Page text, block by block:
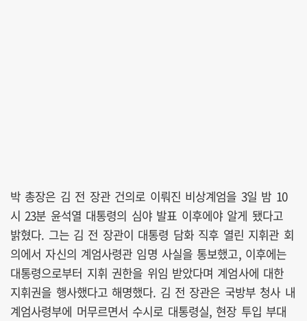
박 총장은 김 전 장관 건의로 이뤄진 비상계엄을 3일 밤 10
시 23분 윤석열 대통령의 심야 발표 이후에야 알게 됐다고
밝혔다. 그는 김 전 장관이 대통령 담화 직후 열린 지휘관 회
의에서 자신의 계엄사령관 임명 사실을 통보했고, 이후에는
대통령으로부터 지휘 권한을 위임 받았다며 계엄사에 대한
지휘권을 행사했다고 해명했다. 김 전 장관은 국방부 청사 내
계엄사령부에 머무르면서 수시로 대통령실, 현장 투입 부대